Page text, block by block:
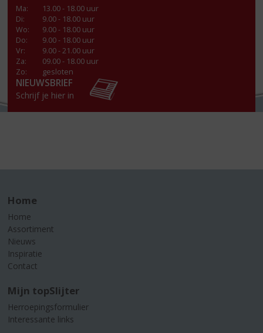
Ma:
13.00 - 18.00 uur
Di:
9.00 - 18.00 uur
Wo:
9.00 - 18.00 uur
Do:
9.00 - 18.00 uur
Vr:
9.00 - 21.00 uur
Za:
09.00 - 18.00 uur
Zo:
gesloten
NIEUWSBRIEF
Schrijf je hier in
Home
Home
Assortiment
Nieuws
Inspiratie
Contact
Mijn topSlijter
Herroepingsformulier
Interessante links